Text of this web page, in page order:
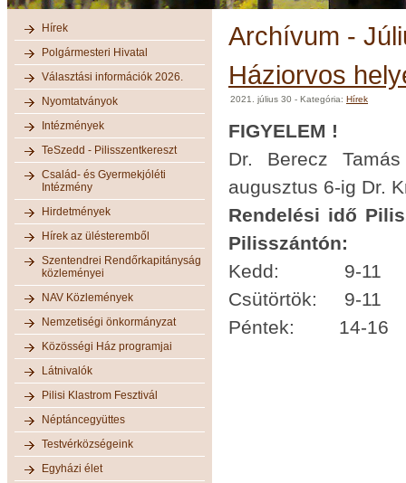
Hírek
Polgármesteri Hivatal
Választási információk 2026.
Nyomtatványok
Intézmények
TeSzedd - Pilisszentkereszt
Család- és Gyermekjóléti
Intézmény
Hirdetmények
Hírek az ülésteremből
Szentendrei Rendőrkapitányság
közleményei
NAV Közlemények
Nemzetiségi önkormányzat
Közösségi Ház programjai
Látnivalók
Pilisi Klastrom Fesztivál
Néptáncegyüttes
Testvérközségeink
Egyházi élet
Archívum -
Háziorvos
2021. július 30 - Kategória: Hírek
FIGYELEM !
Dr. Berecz
augusztus 6-ig Dr.
Rendelési
Pilisszántón: